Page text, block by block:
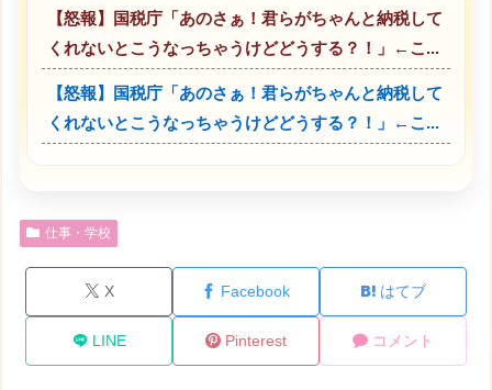
【怒報】国税庁「あのさぁ！君らがちゃんと納税して
くれないとこうなっちゃうけどどうする？！」←こ...
【怒報】国税庁「あのさぁ！君らがちゃんと納税して
くれないとこうなっちゃうけどどうする？！」←こ...
仕事・学校
X Facebook はてブ
LINE Pinterest コメント